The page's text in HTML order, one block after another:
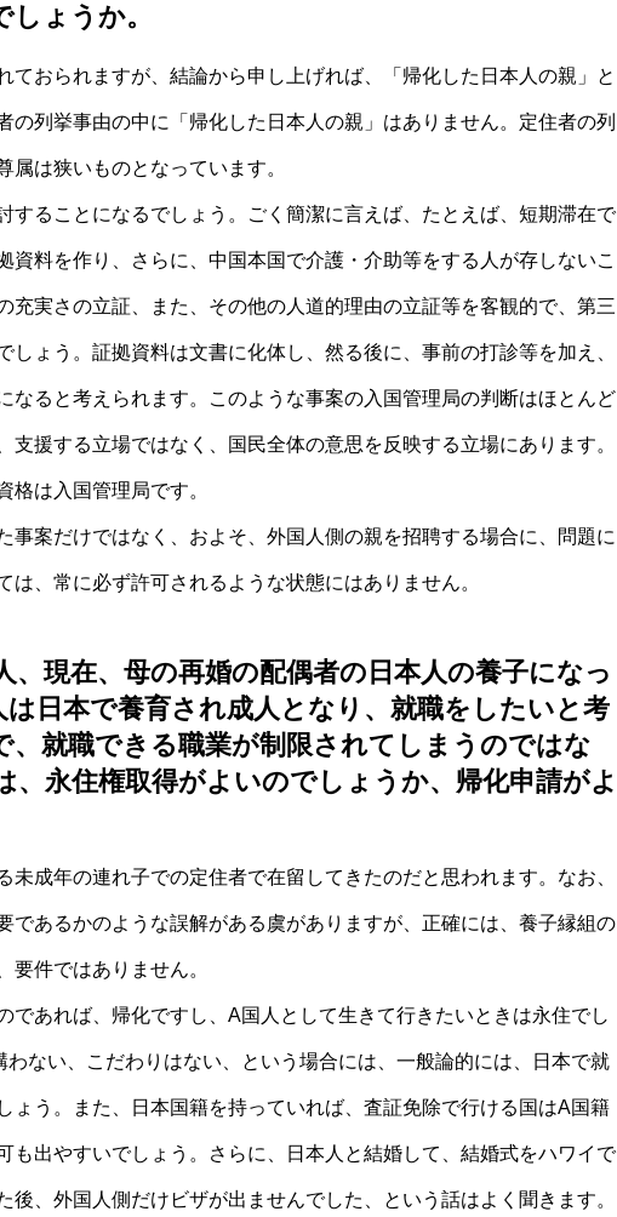
ょうか。
ておられますが、結論から申し上げれば、「帰化した日本人の親」と
の列挙事由の中に「帰化した日本人の親」はありません。定住者の列
は狭いものとなっています。
することになるでしょう。ごく簡潔に言えば、たとえば、短期滞在で
資料を作り、さらに、中国本国で介護・介助等をする人が存しないこ
充実さの立証、また、その他の人道的理由の立証等を客観的で、第三
ょう。証拠資料は文書に化体し、然る後に、事前の打診等を加え、
なると考えられます。このような事案の入国管理局の判断はほとんど
支援する立場ではなく、国民全体の意思を反映する立場にあります。
格は入国管理局です。
事案だけではなく、およそ、外国人側の親を招聘する場合に、問題に
、常に必ず許可されるような状態にはありません。
、現在、母の再婚の配偶者の日本人の養子になっ
日本で養育され成人となり、就職をしたいと考
、就職できる職業が制限されてしまうのではな
、永住権取得がよいのでしょうか、帰化申請がよ
未成年の連れ子での定住者で在留してきたのだと思われます。なお、
であるかのような誤解がある虞がありますが、正確には、養子縁組の
要件ではありません。
であれば、帰化ですし、A国人として生きて行きたいときは永住でし
ない、こだわりはない、という場合には、一般論的には、日本で就
ょう。また、日本国籍を持っていれば、査証免除で行ける国はA国籍
も出やすいでしょう。さらに、日本人と結婚して、結婚式をハワイで
、外国人側だけビザが出ませんでした、という話はよく聞きます。